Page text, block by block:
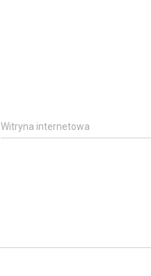
Witryna internetowa